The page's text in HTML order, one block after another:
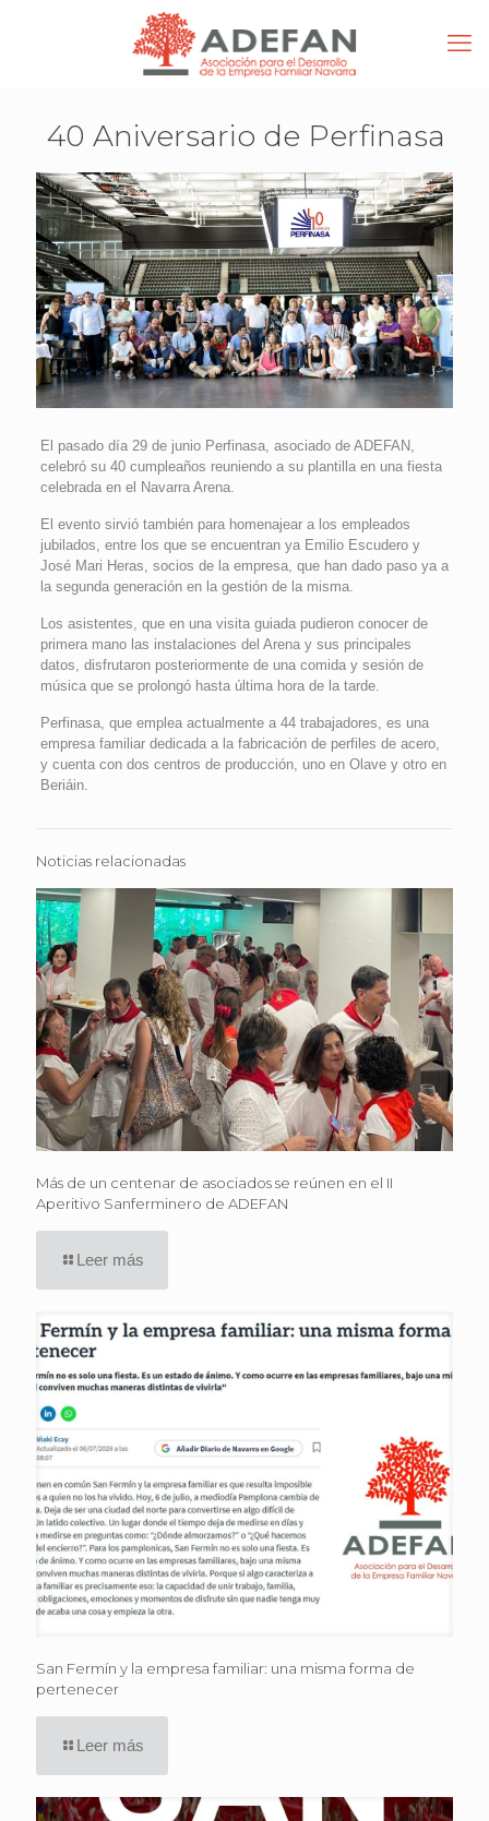
40 Aniversario de Perfinasa
El pasado día 29 de junio Perfinasa, asociado de ADEFAN,
celebró su 40 cumpleaños reuniendo a su plantilla en una fiesta
celebrada en el Navarra Arena.
El evento sirvió también para homenajear a los empleados
jubilados, entre los que se encuentran ya Emilio Escudero y
José Mari Heras, socios de la empresa, que han dado paso ya a
la segunda generación en la gestión de la misma.
Los asistentes, que en una visita guiada pudieron conocer de
primera mano las instalaciones del Arena y sus principales
datos, disfrutaron posteriormente de una comida y sesión de
música que se prolongó hasta última hora de la tarde.
Perfinasa, que emplea actualmente a 44 trabajadores, es una
empresa familiar dedicada a la fabricación de perfiles de acero,
y cuenta con dos centros de producción, uno en Olave y otro en
Beriáin.
Noticias relacionadas
Más de un centenar de asociados se reúnen en el II
Aperitivo Sanferminero de ADEFAN
Leer más
San Fermín y la empresa familiar: una misma forma de
pertenecer
Leer más